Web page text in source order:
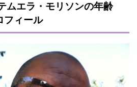
ムエラ・モリソンの年齢
フィール